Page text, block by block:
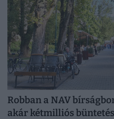
Robban a NAV
akár kétmilliós